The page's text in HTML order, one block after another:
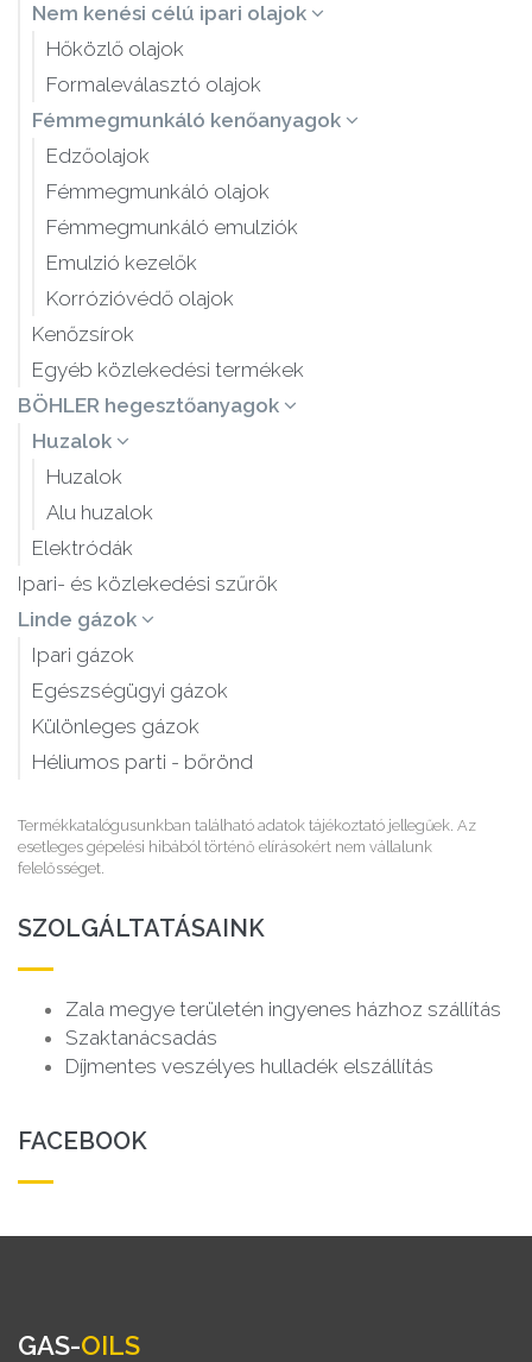
Nem kenési célú ipari olajok
Hőközlő olajok
Formaleválasztó olajok
Fémmegmunkáló kenőanyagok
Edzőolajok
Fémmegmunkáló olajok
Fémmegmunkáló emulziók
Emulzió kezelők
Korrózióvédő olajok
Kenőzsírok
Egyéb közlekedési termékek
BÖHLER hegesztőanyagok
Huzalok
Huzalok
Alu huzalok
Elektródák
Ipari- és közlekedési szűrők
Linde gázok
Ipari gázok
Egészségügyi gázok
Különleges gázok
Héliumos parti - bőrönd
Termékkatalógusunkban található adatok tájékoztató jellegűek. Az
esetleges gépelési hibából történő elírásokért nem vállalunk
felelősséget.
SZOLGÁLTATÁSAINK
Zala megye területén ingyenes házhoz szállítás
Szaktanácsadás
Díjmentes veszélyes hulladék elszállítás
FACEBOOK
GAS-OILS